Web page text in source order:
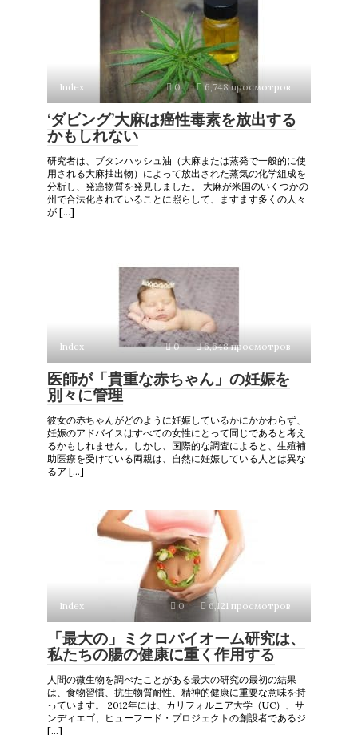
Index 0 6,748 просмотров
‘ダビング’大麻は癌性毒素を放出する
かもしれない
研究者は、ブタンハッシュ油（大麻または蒸発で一般的に使
用される大麻抽出物）によって放出された蒸気の化学組成を
分析し、発癌物質を発見しました。 大麻が米国のいくつかの
州で合法化されていることに照らして、ますます多くの人々
が […]
Index 0 6,648 просмотров
医師が「貴重な赤ちゃん」の妊娠を
別々に管理
彼女の赤ちゃんがどのように妊娠しているかにかかわらず、
妊娠のアドバイスはすべての女性にとって同じであると考え
るかもしれません。しかし、国際的な調査によると、生殖補
助医療を受けている両親は、自然に妊娠している人とは異な
るア […]
Index 0 6,121 просмотров
「最大の」ミクロバイオーム研究は、
私たちの腸の健康に重く作用する
人間の微生物を調べたことがある最大の研究の最初の結果
は、食物習慣、抗生物質耐性、精神的健康に重要な意味を持
っています。 2012年には、カリフォルニア大学（UC）、サ
ンディエゴ、ヒューフード・プロジェクトの創設者であるジ
[…]